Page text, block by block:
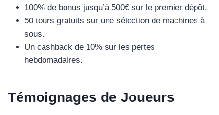
100% de bonus jusqu’à 500€ sur le premier dépôt.
50 tours gratuits sur une sélection de machines à
sous.
Un cashback de 10% sur les pertes
hebdomadaires.
Témoignages de Joueurs